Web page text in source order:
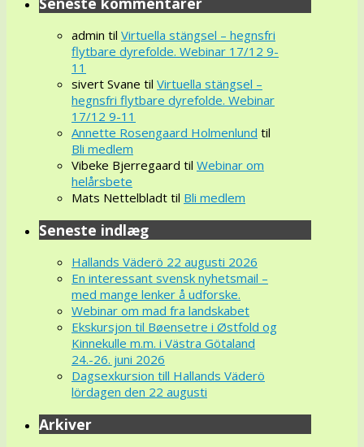
admin til Virtuella stängsel – hegnsfri
flytbare dyrefolde. Webinar 17/12 9-
11
sivert Svane til Virtuella stängsel –
hegnsfri flytbare dyrefolde. Webinar
17/12 9-11
Annette Rosengaard Holmenlund til
Bli medlem
Vibeke Bjerregaard til Webinar om
helårsbete
Mats Nettelbladt til Bli medlem
Seneste indlæg
Hallands Väderö 22 augusti 2026
En interessant svensk nyhetsmail –
med mange lenker å udforske.
Webinar om mad fra landskabet
Ekskursjon til Bøensetre i Østfold og
Kinnekulle m.m. i Västra Götaland
24.-26. juni 2026
Dagsexkursion till Hallands Väderö
lördagen den 22 augusti
Arkiver